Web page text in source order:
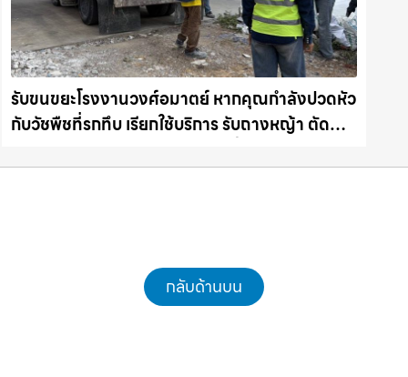
รับขนขยะโรงงานวงศ์อมาตย์ หากคุณกำลังปวดหัว
กับวัชพืชที่รกทึบ เรียกใช้บริการ รับถางหญ้า ตัด
ชลบุรี.com
กลับด้านบน